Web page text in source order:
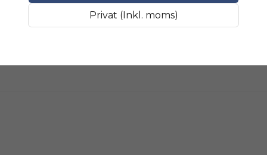
Fråga oss något om
Namn
SLIPMATERIAL Smala
Privat (Inkl. moms)